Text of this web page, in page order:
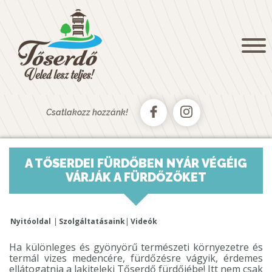
NYITÓOLDAL
KÖSZÖNTŐ
HÍREK, AKTUALITÁSOK
GALÉRIA
CSÓNAKKÖLCSÖNZŐ
TŐSERDŐ
SZÁLLÁSAINK
TŐSERDŐ AUTÓSKEMPING
Csatlakozz hozzánk!
A TŐSERDEI FÜRDŐBEN NYÁR VÉGÉIG
VÁRJÁK A FÜRDŐZŐKET
Nyitóoldal Szolgáltatásaink Videók
Ha különleges és gyönyörű természeti környezetre és
termál vizes medencére, fürdőzésre vágyik, érdemes
ellátogatnia a lakiteleki Tőserdő fürdőjébe! Itt nem csak